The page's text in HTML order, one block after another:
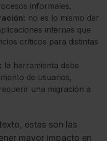
informales.
no es lo mismo dar
internas que
críticos para distintas
la herramienta debe
de usuarios,
una migración a
estas son las
mayor impacto en